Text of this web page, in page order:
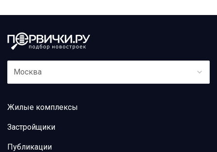
Москва
Жилые комплексы
Застройщики
Публикации